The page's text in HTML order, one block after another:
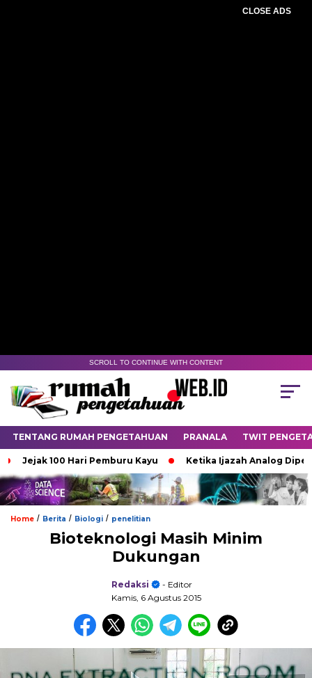
CLOSE ADS
SCROLL TO CONTINUE WITH CONTENT
TENTANG RUMAH PENGETAHUAN PRANALA TWIT
100 Hari Pemburu Kayu Ketika Ijazah Analog
Home / Berita / Biologi / penelitian
Bioteknologi Masih Minim
Dukungan
Redaksi
- Editor
Kamis, 6 Agustus 2015